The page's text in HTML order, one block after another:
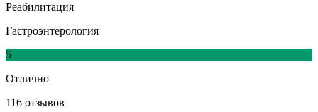
Реабилитация
Гастроэнтерология
5
Отлично
116 отзывов